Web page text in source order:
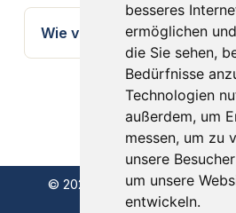
besseres
ermöglichen
die Sie sehen,
Bedürfnisse
Technologien
außerdem, um
messen, um zu
unsere
um unsere
entwickeln.
Wie viele Teilnehmende
© 2026 derstatistiker – DI Dr.
Statistical